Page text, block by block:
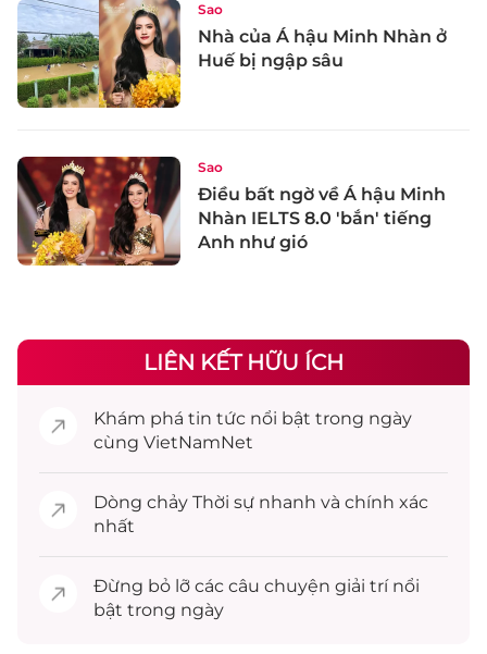
Sao
Nhà của Á hậu Minh Nhàn ở
Huế bị ngập sâu
Sao
Điều bất ngờ về Á hậu Minh
Nhàn IELTS 8.0 'bắn' tiếng
Anh như gió
LIÊN KẾT HỮU ÍCH
Khám phá tin tức nổi bật trong ngày
cùng VietNamNet
Dòng chảy Thời sự nhanh và chính xác
nhất
Đừng bỏ lỡ các câu chuyện giải trínổi
bật trong ngày